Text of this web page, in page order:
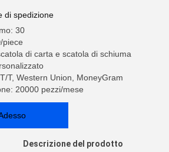
di spedizione
30
piece
di carta e scatola di schiuma
T, Western Union, MoneyGram
20000 pezzi/mese
Descrizione del prodotto